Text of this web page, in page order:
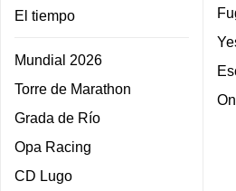
El tiempo
Mundial 2026
Torre de Marathon
Grada de Río
Opa Racing
CD Lugo